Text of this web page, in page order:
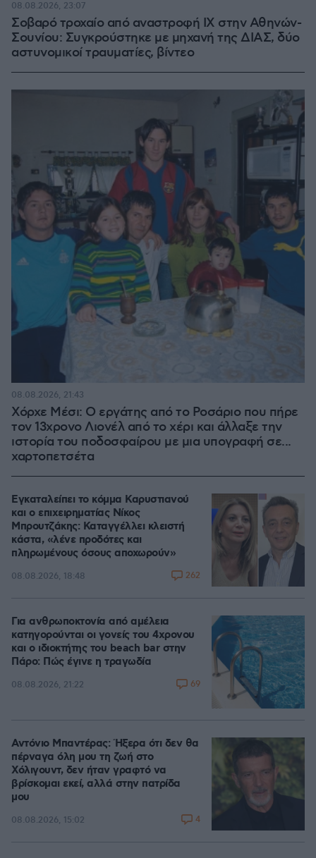
Σοβαρό τροχαίο από αναστροφή ΙΧ στην Αθηνών-
Σουνίου: Συγκρούστηκε με μηχανή της ΔΙΑΣ, δύο
αστυνομικοί τραυματίες, βίντεο
08.08.2026, 23:07
Χόρχε Μέσι: Ο εργάτης από το Ροσάριο που πήρε
τον 13χρονο Λιονέλ από το χέρι και άλλαξε την
ιστορία του ποδοσφαίρου με μια υπογραφή σε...
χαρτοπετσέτα
08.08.2026, 21:43
Εγκαταλείπει το κόμμα Καρυστιανού
και ο επιχειρηματίας Νίκος
Μπρουτζάκης: Καταγγέλλει κλειστή
κάστα, «λένε προδότες και
πληρωμένους όσους αποχωρούν»
08.08.2026, 18:48 262
Για ανθρωποκτονία από αμέλεια
κατηγορούνται οι γονείς του 4χρονου
και ο ιδιοκτήτης του beach bar στην
Πάρο: Πώς έγινε η τραγωδία
08.08.2026, 21:22 69
Αντόνιο Μπαντέρας: Ήξερα ότι δεν θα
πέρναγα όλη μου τη ζωή στο
Χόλιγουντ, δεν ήταν γραφτό να
βρίσκομαι εκεί, αλλά στην πατρίδα
μου
08.08.2026, 15:02 4